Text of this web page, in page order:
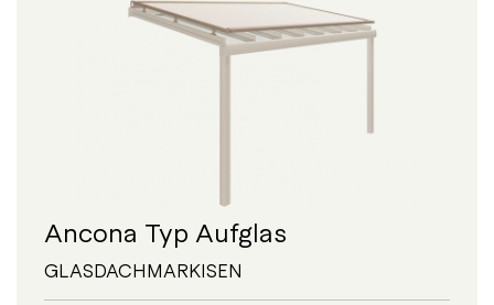
Ancona Typ Aufglas
GLASDACHMARKISEN